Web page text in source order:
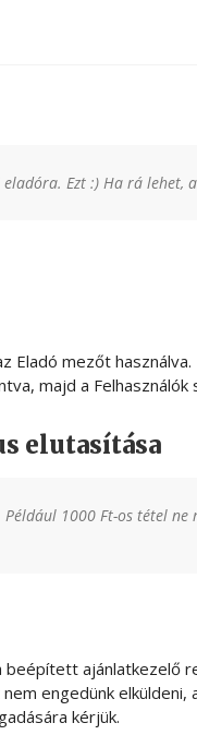
Ezt :) Ha rá lehet,
Eladó mezőt használva.
majd a
elutasítása
1000 Ft-os tétel ne
ajánlatkezelő
engedünk
kérjük.